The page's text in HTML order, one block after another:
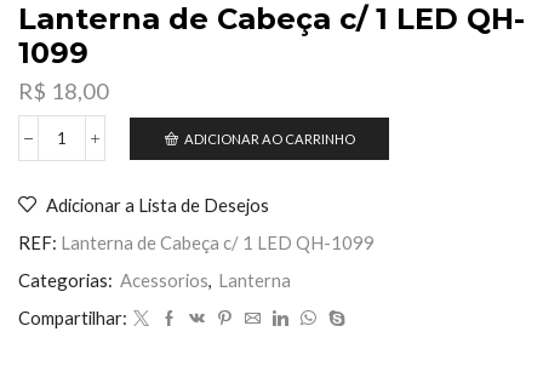
Lanterna de Cabeça c/ 1 LED QH-
1099
R$ 18,00
Lanterna
c/
1
QH-
quantidade
ADICIONAR AO CARRINHO
Adicionar a Lista de Desejos
REF: Lanterna de Cabeça c/ 1 LED QH-1099
Categorias: Acessorios, Lanterna
Compartilhar: